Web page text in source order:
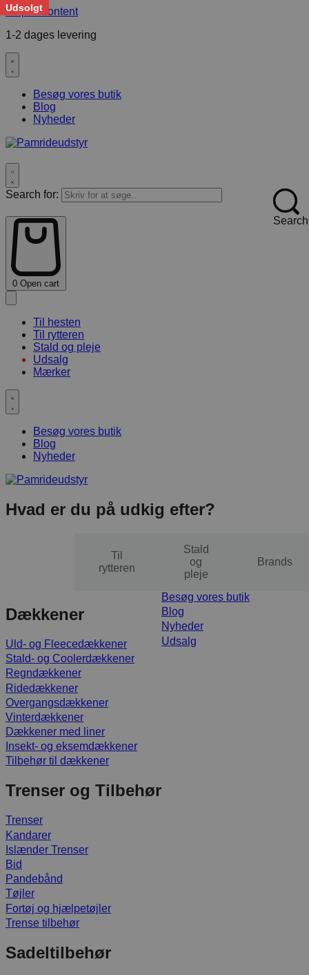
Skip to content
1-2 dages levering
Besøg vores butik
Blog
Nyheder
Search for:
Search
0 Open cart
Til hesten
Til rytteren
Stald og pleje
Udsalg
Mærker
Besøg vores butik
Blog
Nyheder
Hvad er du på udkig efter?
Til
rytteren
Stald
og
pleje
Brands
Dækkener
Uld- og Fleecedækkener
Stald- og Coolerdækkener
Regndækkener
Ridedækkener
Overgangsdækkener
Vinterdækkener
Dækkener med liner
Insekt- og eksemdækkener
Tilbehør til dækkener
Trenser og Tilbehør
Trenser
Kandarer
Islænder Trenser
Bid
Pandebånd
Tøjler
Fortøj og hjælpetøjler
Trense tilbehør
Sadeltilbehør
Besøg vores butik
Blog
Nyheder
Udsalg
Udsolgt